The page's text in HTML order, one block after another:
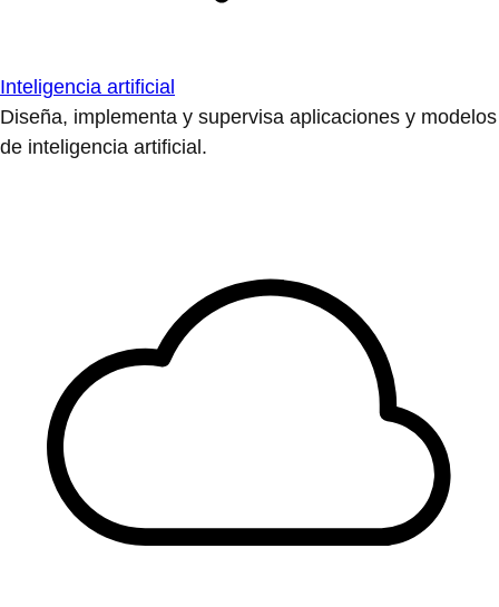
Inteligencia artificial
Diseña, implementa y supervisa aplicaciones y modelos
de inteligencia artificial.